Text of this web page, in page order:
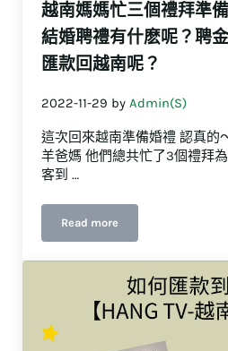
越南媽媽忙三個禮拜準
結婚聘禮有什麽呢？聘
匯款回越南呢？
2022-11-29 byAdmin(S)
這次回來越南準備婚禮 認真的
羊爸媽 他們總共忙了3個禮拜
客到 …
Read more越南媽媽忙三個禮拜準備